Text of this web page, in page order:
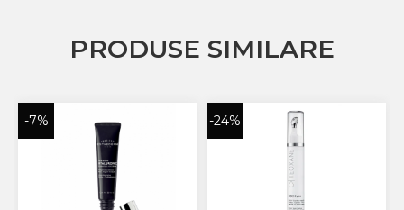
PRODUSE SIMILARE
-7% -24%